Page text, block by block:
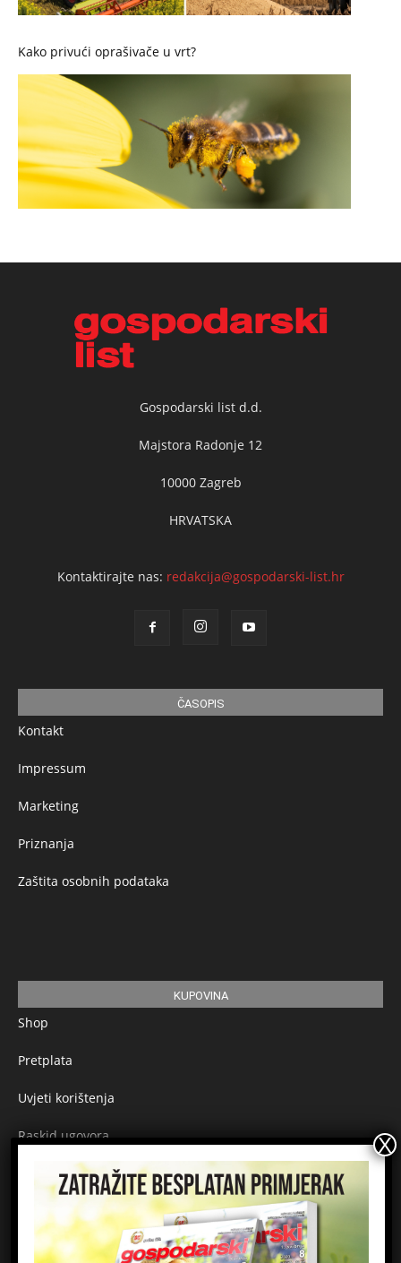
Kako privući oprašivače u vrt?
Gospodarski list d.d.
Majstora Radonje 12
10000 Zagreb
HRVATSKA
Kontaktirajte nas: redakcija@gospodarski-list.hr
ČASOPIS
Kontakt
Impressum
Marketing
Priznanja
Zaštita osobnih podataka
KUPOVINA
Shop
Pretplata
Uvjeti korištenja
Raskid ugovora
Načini plaćanja
Sigurnost plaćanja
Prijavite se na newsletter